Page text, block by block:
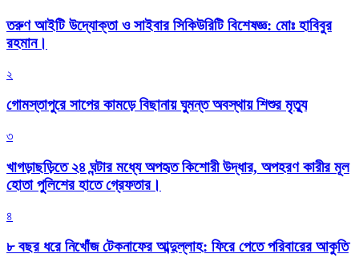
তরুণ আইটি উদ্যোক্তা ও সাইবার সিকিউরিটি বিশেষজ্ঞ: মোঃ হাবিবুর
রহমান।
২
গোমস্তাপুরে সাপের কামড়ে বিছানায় ঘুমন্ত অবস্থায় শিশুর মৃত্যু
৩
খাগড়াছড়িতে ২৪ ঘন্টার মধ্যে অপহৃত কিশোরী উদ্ধার, অপহরণ কারীর মূল
হোতা পুলিশের হাতে গ্রেফতার।
৪
৮ বছর ধরে নিখোঁজ টেকনাফের আব্দুল্লাহ: ফিরে পেতে পরিবারের আকুতি